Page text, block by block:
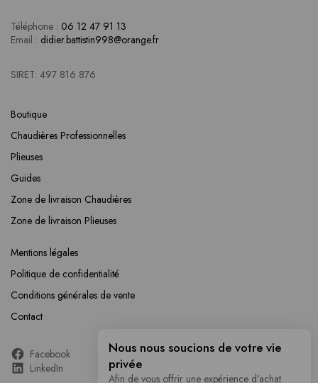
Téléphone : 06 12 47 91 13
Email : didier.battistin998@orange.fr
SIRET: 497 816 876
Boutique
Chaudières Professionnelles
Plieuses
Guides
Zone de livraison Chaudières
Zone de livraison Plieuses
Mentions légales
Politique de confidentialité
Conditions générales de vente
Contact
Facebook
LinkedIn
Nous nous soucions de votre vie
privée
Afin de vous offrir une expérience d’achat